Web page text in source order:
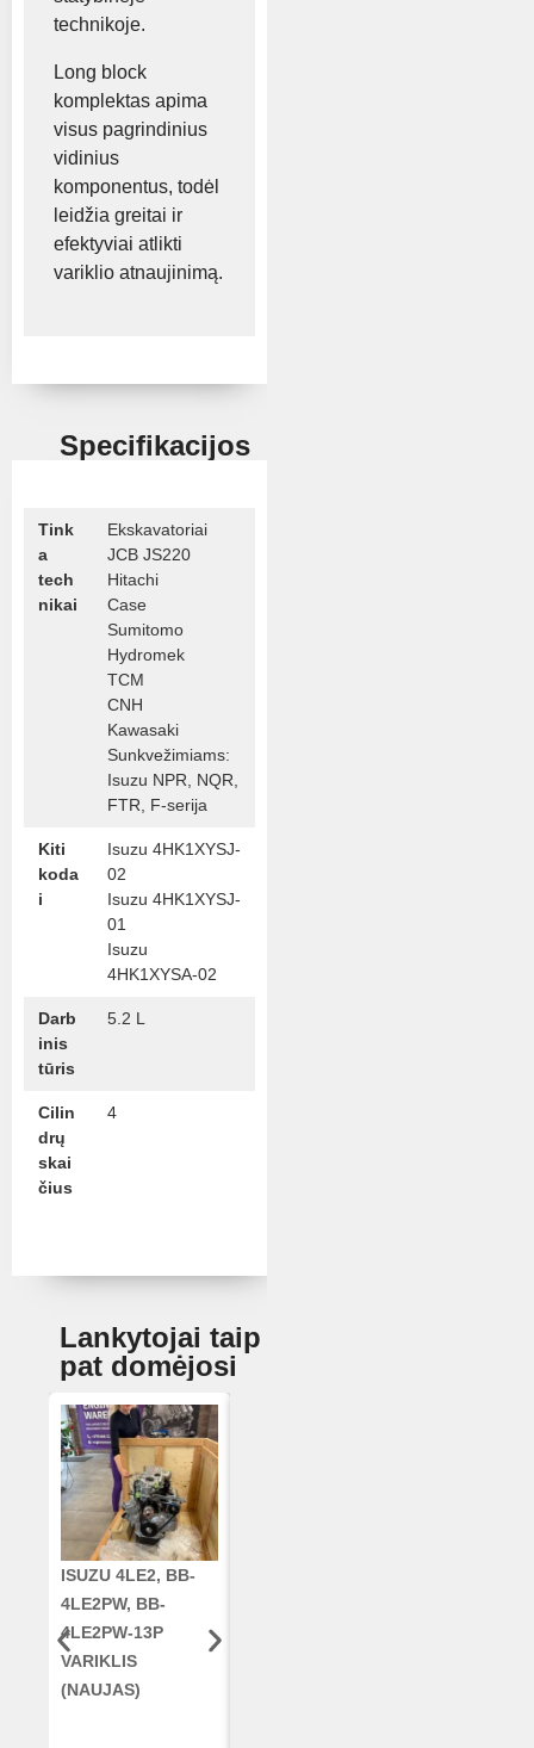
technikoje.
Long block
komplektas apima
visus pagrindinius
vidinius
komponentus, todėl
leidžia greitai ir
efektyviai atlikti
variklio atnaujinimą.
Specifikacijos
Tink
a
tech
nikai
Ekskavatoriai
JCB JS220
Hitachi
Case
Sumitomo
Hydromek
TCM
CNH
Kawasaki
Sunkvežimiams:
Isuzu NPR, NQR,
FTR, F-serija
Kiti
koda
i
Isuzu 4HK1XYSJ-
02
Isuzu 4HK1XYSJ-
01
Isuzu
4HK1XYSA-02
Darb
inis
tūris
5.2 L
Cilin
drų
skai
čius
4
Lankytojai taip
pat domėjosi
ISUZU 4LE2, BB-
4LE2PW, BB-
4LE2PW-13P
VARIKLIS
(NAUJAS)